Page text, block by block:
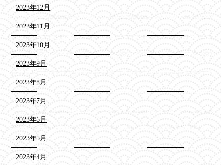
2023年12月
2023年11月
2023年10月
2023年9月
2023年8月
2023年7月
2023年6月
2023年5月
2023年4月